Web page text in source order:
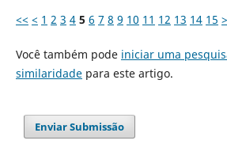
<< < 1 2 3 4 5 6 7 8 9 10 11 12 13 14 15 >
Você também pode iniciar uma
similaridadepara este artigo.
Enviar Submissão